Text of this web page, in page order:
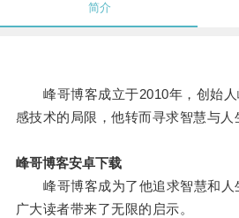
简介
峰哥博客成立于2010年，创始人
感技术的局限，他转而寻求智慧与人
峰哥博客安卓下载
峰哥博客成为了他追求智慧和人
广大读者带来了无限的启示。